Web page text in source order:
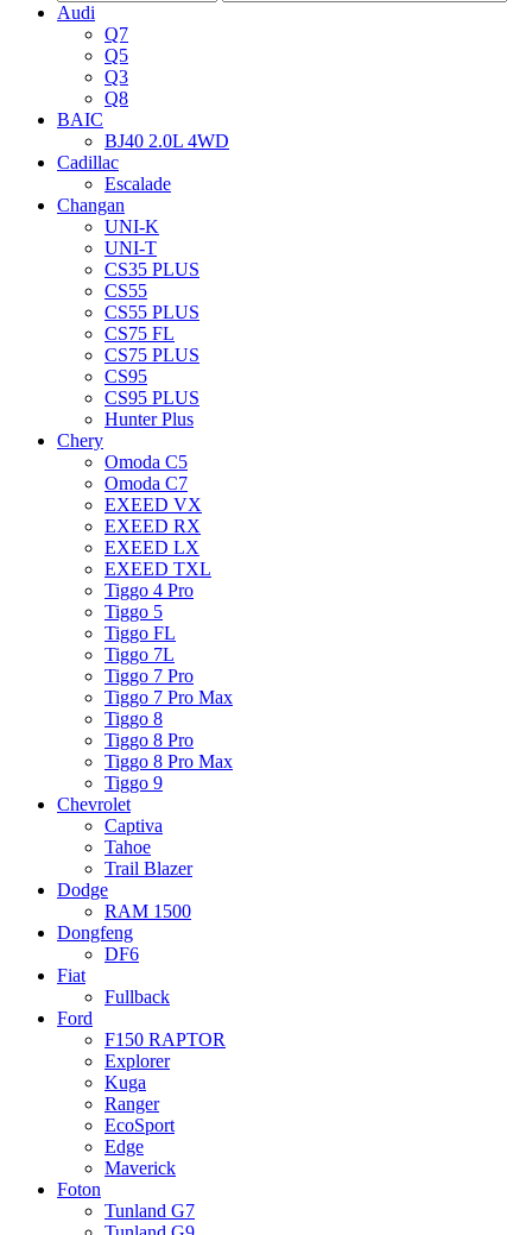
Audi
Q7
Q5
Q3
Q8
BAIC
BJ40 2.0L 4WD
Cadillac
Escalade
Changan
UNI-K
UNI-T
CS35 PLUS
CS55
CS55 PLUS
CS75 FL
CS75 PLUS
CS95
CS95 PLUS
Hunter Plus
Chery
Omoda C5
Omoda C7
EXEED VX
EXEED RX
EXEED LX
EXEED TXL
Tiggo 4 Pro
Tiggo 5
Tiggo FL
Tiggo 7L
Tiggo 7 Pro
Tiggo 7 Pro Max
Tiggo 8
Tiggo 8 Pro
Tiggo 8 Pro Max
Tiggo 9
Chevrolet
Captiva
Tahoe
Trail Blazer
Dodge
RAM 1500
Dongfeng
DF6
Fiat
Fullback
Ford
F150 RAPTOR
Explorer
Kuga
Ranger
EcoSport
Edge
Maverick
Foton
Tunland G7